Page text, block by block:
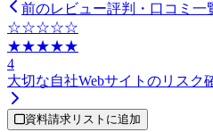
前のレビュー評判・口コミ一
☆☆☆☆☆
★★★★★
4
大切な自社Webサイトのリスク
資料請求リストに追加